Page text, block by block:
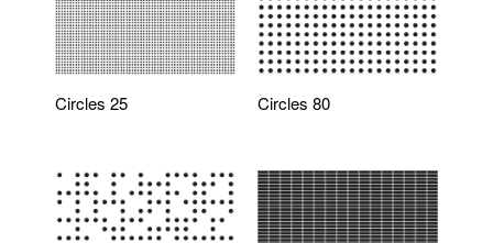
Circles 25 Circles 80